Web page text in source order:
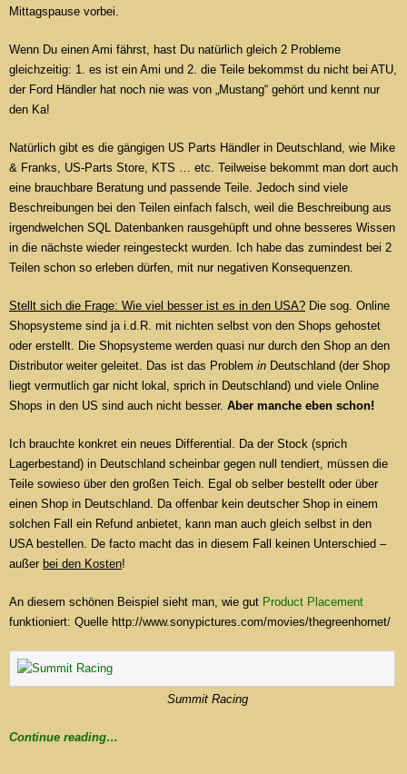
Mittagspause vorbei.
Wenn Du einen Ami fährst, hast Du natürlich gleich 2 Probleme
gleichzeitig: 1. es ist ein Ami und 2. die Teile bekommst du nicht bei ATU,
der Ford Händler hat noch nie was von „Mustang“ gehört und kennt nur
den Ka!
Natürlich gibt es die gängigen US Parts Händler in Deutschland, wie Mike
& Franks, US-Parts Store, KTS … etc. Teilweise bekommt man dort auch
eine brauchbare Beratung und passende Teile. Jedoch sind viele
Beschreibungen bei den Teilen einfach falsch, weil die Beschreibung aus
irgendwelchen SQL Datenbanken rausgehüpft und ohne besseres Wissen
in die nächste wieder reingesteckt wurden. Ich habe das zumindest bei 2
Teilen schon so erleben dürfen, mit nur negativen Konsequenzen.
Stellt sich die Frage: Wie viel besser ist es in den USA? Die sog. Online
Shopsysteme sind ja i.d.R. mit nichten selbst von den Shops gehostet
oder erstellt. Die Shopsysteme werden quasi nur durch den Shop an den
Distributor weiter geleitet. Das ist das Problem in Deutschland (der Shop
liegt vermutlich gar nicht lokal, sprich in Deutschland) und viele Online
Shops in den US sind auch nicht besser. Aber manche eben schon!
Ich brauchte konkret ein neues Differential. Da der Stock (sprich
Lagerbestand) in Deutschland scheinbar gegen null tendiert, müssen die
Teile sowieso über den großen Teich. Egal ob selber bestellt oder über
einen Shop in Deutschland. Da offenbar kein deutscher Shop in einem
solchen Fall ein Refund anbietet, kann man auch gleich selbst in den
USA bestellen. De facto macht das in diesem Fall keinen Unterschied –
außer bei den Kosten!
An diesem schönen Beispiel sieht man, wie gut Product Placement
funktioniert: Quelle http://www.sonypictures.com/movies/thegreenhornet/
Summit Racing
Continue reading…